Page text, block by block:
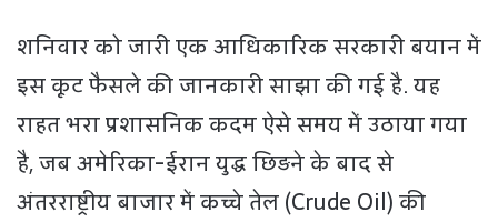
शनिवार को जारी एक आधिकारिक सरकारी बयान में
इस कूट फैसले की जानकारी साझा की गई है. यह
राहत भरा प्रशासनिक कदम ऐसे समय में उठाया गया
है, जब अमेरिका-ईरान युद्ध छिड़ने के बाद से
अंतरराष्ट्रीय बाजार में कच्चे तेल (Crude Oil) की